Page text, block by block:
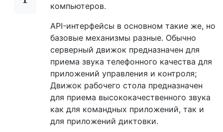
компьютеров.
API-интерфейсы в основном такие же, но
базовые механизмы разные. Обычно
серверный движок предназначен для
приема звука телефонного качества для
приложений управления и контроля;
Движок рабочего стола предназначен
для приема высококачественного звука
как для командных приложений, так и
для приложений диктовки.